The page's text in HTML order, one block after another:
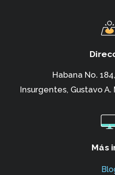
Habana No.
Insurgentes, Gustavo A.
Más